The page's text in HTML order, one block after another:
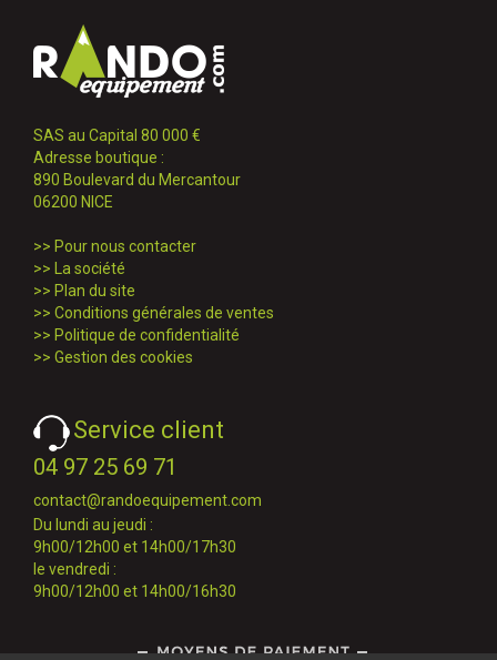
SAS au Capital 80 000 €
Adresse boutique :
890 Boulevard du Mercantour
06200 NICE
>> Pour nous contacter
>>
La société
>> Plan du site
>> Conditions générales de ventes
>> Politique de confidentialité
>> Gestion des cookies
Service client
04 97 25 69 71
contact@randoequipement.com
Du lundi au jeudi :
9h00/12h00 et 14h00/17h30
le vendredi :
9h00/12h00 et 14h00/16h30